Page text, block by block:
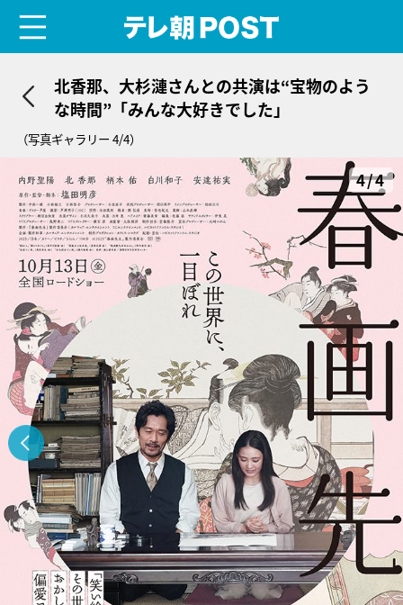
北香那、大杉漣さんとの共演は“宝物のよう
な時間”「みんな大好きでした」
（写真ギャラリー 4/4）
4/4